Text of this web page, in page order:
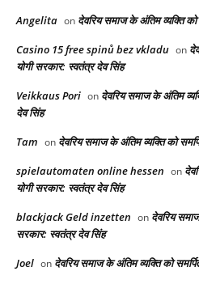
Angelita on देवरिय समाज के अंतिम व्यक्ति
Casino 15 free spinů bez vkladu on
योगी सरकार: स्वतंत्र देव सिंह
Veikkaus Pori on देवरिय समाज के अंतिम
देव सिंह
Tam on देवरिय समाज के अंतिम व्यक्ति को
spielautomaten online hessen on
योगी सरकार: स्वतंत्र देव सिंह
blackjack Geld inzetten on देवरिय
सरकार: स्वतंत्र देव सिंह
Joel on देवरिय समाज के अंतिम व्यक्ति को